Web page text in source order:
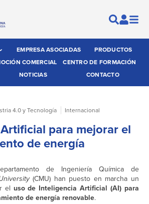
EMPRESA ASOCIADAS
PRODUCTOS
COMERCIAL
CENTRO DE FORMACIÓN
NOTICIAS CONTACTO
4.0 y Tecnología
Internacional
para mejorar el
de energía
de Ingeniería Química de
(CMU) han puesto en marcha un
el uso de Inteligencia Artificial (AI) para
de energía renovable.